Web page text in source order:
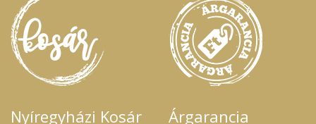
Nyíregyházi Kosár
Árgarancia